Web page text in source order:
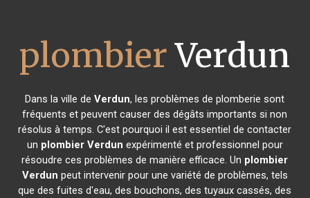
plombierVerdun
Dans la ville deVerdun, les problèmes de plomberie sont
fréquents et peuvent causer des dégâts importants si non
résolus à temps. C'est pourquoi il est essentiel de contacter
un plombier Verdun expérimenté et professionnel pour
résoudre ces problèmes de manière efficace. Un plombier
Verdun peut intervenir pour une variété de problèmes, tels
que des fuites d'eau, des bouchons, des tuyaux cassés, des